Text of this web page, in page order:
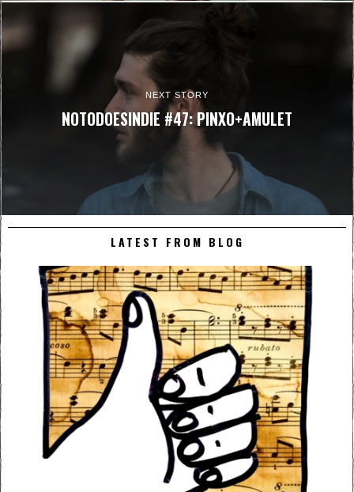
NEXT STORY
NOTODOESINDIE #47: PINXO+AMULET
LATEST FROM BLOG